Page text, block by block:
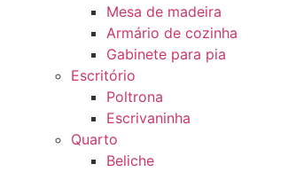
Mesa de madeira
Armário de cozinha
Gabinete para pia
Escritório
Poltrona
Escrivaninha
Quarto
Beliche